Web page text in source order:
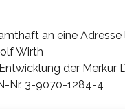
an eine Adresse
Wirth
der Merkur
Nr. 3-9070-1284-4